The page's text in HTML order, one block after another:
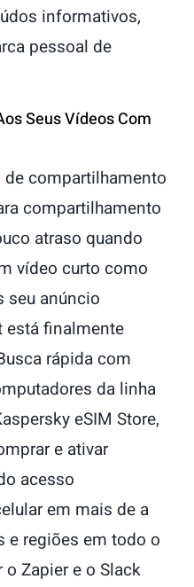
informativos,
pessoal de
Seus Vídeos Com
compartilhamento
compartilhamento
atraso quando
vídeo curto como
seu anúncio
está finalmente
rápida com
da linha
eSIM Store,
e ativar
acesso
em mais de a
e regiões em todo o
Zapier e o Slack